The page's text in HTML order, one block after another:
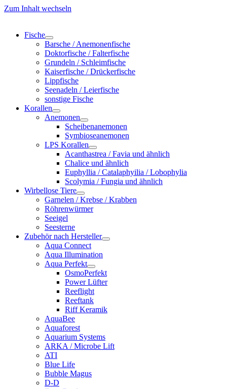
Zum Inhalt wechseln
Fische
Barsche / Anemonenfische
Doktorfische / Falterfische
Grundeln / Schleimfische
Kaiserfische / Drückerfische
Lippfische
Seenadeln / Leierfische
sonstige Fische
Korallen
Anemonen
Scheibenanemonen
Symbioseanemonen
LPS Korallen
Acanthastrea / Favia und ähnlich
Chalice und ähnlich
Euphyllia / Catalaphyilia / Lobophylia
Scolymia / Fungia und ähnlich
Wirbellose Tiere
Garnelen / Krebse / Krabben
Röhrenwürmer
Seeigel
Seesterne
Zubehör nach Hersteller
Aqua Connect
Aqua Illumination
Aqua Perfekt
OsmoPerfekt
Power Lüfter
Reeflight
Reeftank
Riff Keramik
AquaBee
Aquaforest
Aquarium Systems
ARKA / Microbe Lift
ATI
Blue Life
Bubble Magus
D-D